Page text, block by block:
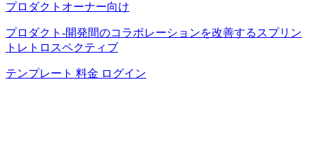
プロダクトオーナー向け
プロダクト-開発間のコラボレーションを改善するスプリン
トレトロスペクティブ
テンプレート 料金 ログイン